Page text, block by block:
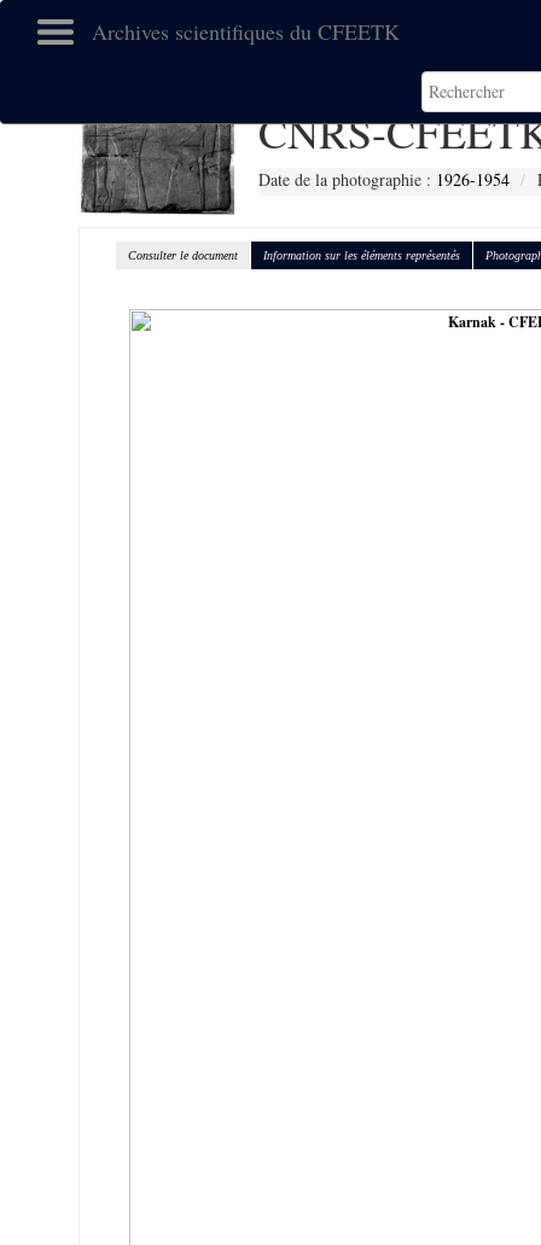
Archives scientifiques du CFEETK
CNRS-
Date de la photographie : 1926-1954
Consulter le document Information sur les éléments représentés